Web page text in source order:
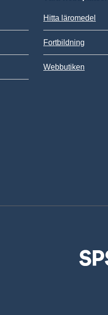
Hitta läromedel
Fortbildning
Webbutiken